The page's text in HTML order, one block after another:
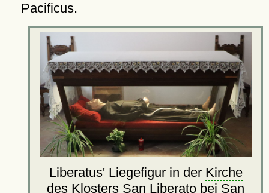
Pacificus.
Liberatus' Liegefigur in der Kirche
des Klosters San Liberato bei San